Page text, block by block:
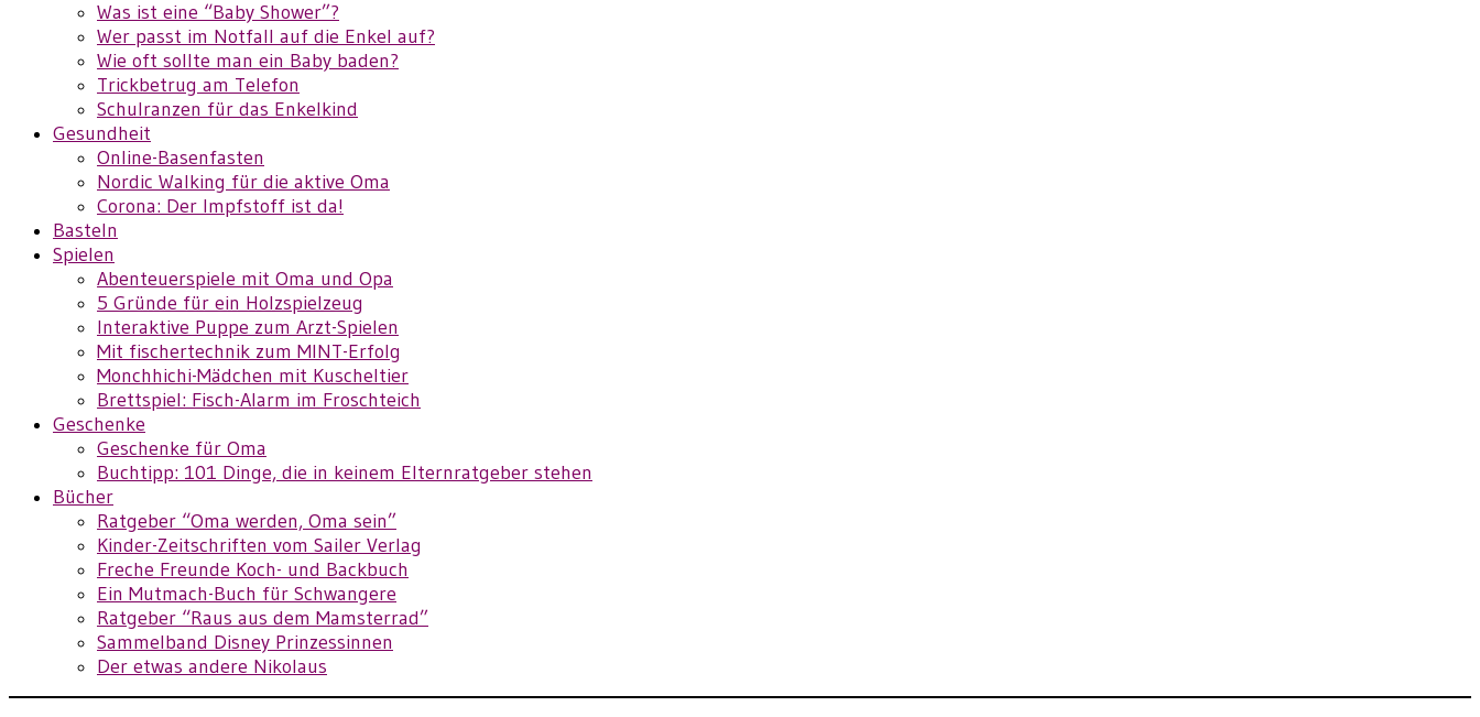
Was ist eine “Baby Shower”?
Wer passt im Notfall auf die Enkel auf?
Wie oft sollte man ein Baby baden?
Trickbetrug am Telefon
Schulranzen für das Enkelkind
Gesundheit
Online-Basenfasten
Nordic Walking für die aktive Oma
Corona: Der Impfstoff ist da!
Basteln
Spielen
Abenteuerspiele mit Oma und Opa
5 Gründe für ein Holzspielzeug
Interaktive Puppe zum Arzt-Spielen
Mit fischertechnik zum MINT-Erfolg
Monchhichi-Mädchen mit Kuscheltier
Brettspiel: Fisch-Alarm im Froschteich
Geschenke
Geschenke für Oma
Buchtipp: 101 Dinge, die in keinem Elternratgeber stehen
Bücher
Ratgeber “Oma werden, Oma sein”
Kinder-Zeitschriften vom Sailer Verlag
Freche Freunde Koch- und Backbuch
Ein Mutmach-Buch für Schwangere
Ratgeber “Raus aus dem Mamsterrad”
Sammelband Disney Prinzessinnen
Der etwas andere Nikolaus